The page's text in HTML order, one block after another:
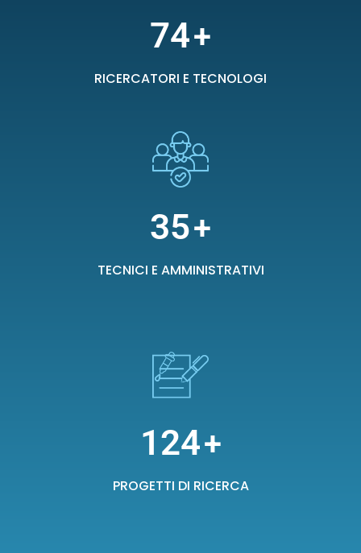
74+
RICERCATORI E TECNOLOGI
35+
TECNICI E AMMINISTRATIVI
124+
PROGETTI DI RICERCA